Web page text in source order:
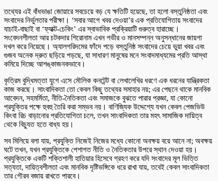
তথ্যের এই বাঁধভাঙা জোয়ারে সবচেয়ে বড় যে ক্ষতিটি হয়েছে, তা হলো বস্তুনিষ্ঠতা এবং
সংবাদের নির্ভুলতার পরীক্ষা। ‘সবার আগে খবর দেওয়া’র এক প্রতিযোগিতায় সংবাদের
যাচাই-বাছাই বা ‘ফ্যাক্ট-চেকিং’ এর স্বাভাবিক প্রক্রিয়াটি গুরুত্ব হারাচ্ছে।
সংবেদনশীলতা আর চটকদার শিরোনাম এখন গভীর ও মানসম্পন্ন অনুসন্ধানের জায়গা
দখল করে নিয়েছে। অ্যালগরিদমের ফাঁদে পড়ে বস্তুনিষ্ঠ সংবাদের চেয়ে ভুয়া খবর এবং
গুজব অনেক দ্রুত ছড়িয়ে পড়ছে, যা সাধারণ মানুষের মনে সংবাদমাধ্যমের প্রতি আস্থা
কমিয়ে দিচ্ছে আশঙ্কাজনকভাবে।
কৃত্রিম বুদ্ধিমত্তা যুগে এসে মৌলিক কনটেন্ট বা লেখালেখির ধরণে এক ধরনের যান্ত্রিকতা
কাজ করছে। সাংবাদিকতা তো কেবল কিছু তথ্যের সমাহার নয়; এর পেছনে থাকে মানবিক
আবেদন, সহমর্মিতা, নীতি-নৈতিকতা এবং সমাজকে বুঝতে পারার প্রজ্ঞা, যা কোনো
প্রযুক্তির পক্ষে হুবহু তৈরি করা সম্ভব নয়। বাণিজ্যিক উদ্দেশ্যে যখন কেবল পেজভিউ
কিংবা রিচ বাড়ানোর প্রতিযোগিতা চলে, তখন সাংবাদিকতা তার মহৎ সামাজিক দায়িত্ব
থেকে বিচ্যুত হতে বাধ্য হয়।
সব মিলিয়ে বলা যায়, প্রযুক্তি নিজেই নিজের মধ্যে কোনো অবক্ষয় বয়ে আনে না; অবক্ষয়
ঘটে তখন, যখন প্রযুক্তিকে পেশাগত নীতি ও নৈতিকতার উপরে স্থান দেওয়া হয়।
প্রযুক্তিকে একটি শক্তিশালী হাতিয়ার হিসেবে গ্রহণ করে যদি সংবাদের মূল ভিত্তি
সত্যতা, দায়িত্বশীলতা এবং মানবিক দৃষ্টিভঙ্গিকে ধরে রাখা যায়, তবেই কেবল সাংবাদিকতা
তার গৌরব বজায় রাখতে পারবে।